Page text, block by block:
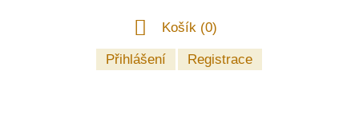
Košík (0)
Přihlášení Registrace